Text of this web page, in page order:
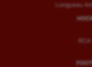
Longueau